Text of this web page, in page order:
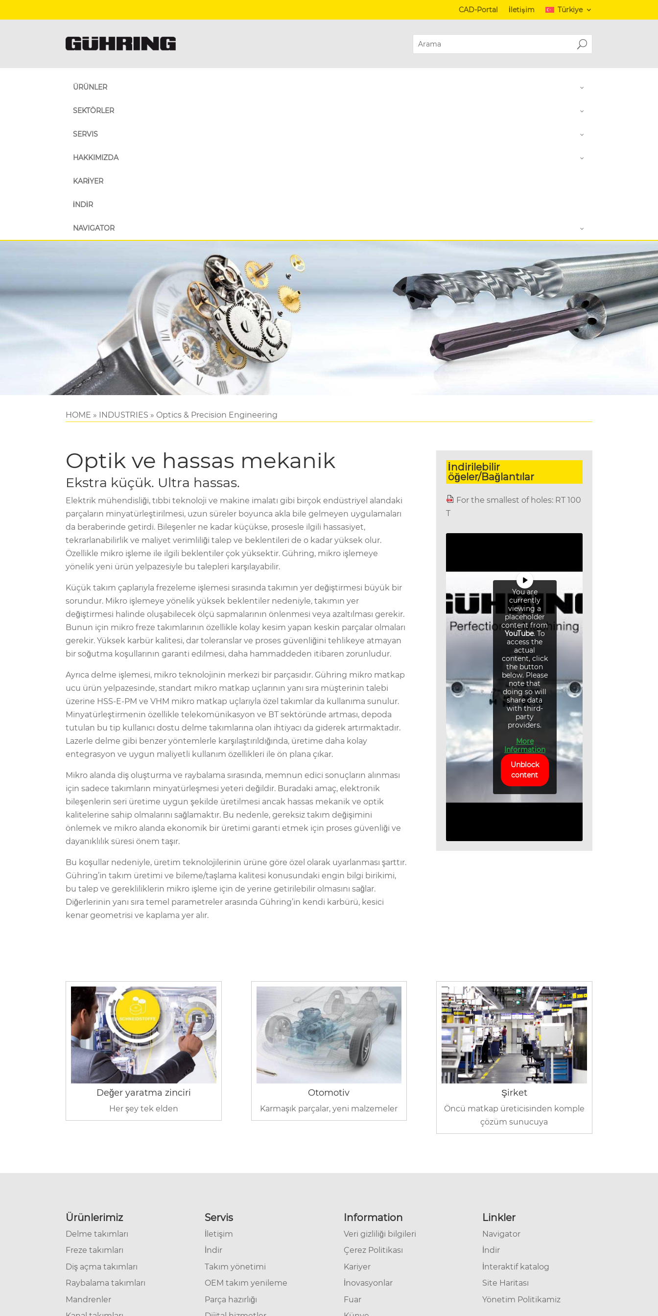
CAD-Portal İletişim Türkiye
ÜRÜNLER
SEKTÖRLER
SERVIS
HAKKIMIZDA
KARİYER
İNDİR
NAVIGATOR
HOME » INDUSTRIES » Optics & Precision Engineering
Optik ve hassas mekanik
Ekstra küçük. Ultra hassas.
Elektrik mühendisliği, tıbbi teknoloji ve makine imalatı gibi birçok endüstriyel alandaki
parçaların minyatürleştirilmesi, uzun süreler boyunca akla bile gelmeyen uygulamaları
da beraberinde getirdi. Bileşenler ne kadar küçükse, prosesle ilgili hassasiyet,
tekrarlanabilirlik ve maliyet verimliliği talep ve beklentileri de o kadar yüksek olur.
Özellikle mikro işleme ile ilgili beklentiler çok yüksektir. Gühring, mikro işlemeye
yönelik yeni ürün yelpazesiyle bu talepleri karşılayabilir.
Küçük takım çaplarıyla frezeleme işlemesi sırasında takımın yer değiştirmesi büyük bir
sorundur. Mikro işlemeye yönelik yüksek beklentiler nedeniyle, takımın yer
değiştirmesi halinde oluşabilecek ölçü sapmalarının önlenmesi veya azaltılması gerekir.
Bunun için mikro freze takımlarının özellikle kolay kesim yapan keskin parçalar olmaları
gerekir. Yüksek karbür kalitesi, dar toleranslar ve proses güvenliğini tehlikeye atmayan
bir soğutma koşullarının garanti edilmesi, daha hammaddeden itibaren zorunludur.
Ayrıca delme işlemesi, mikro teknolojinin merkezi bir parçasıdır. Gühring mikro matkap
ucu ürün yelpazesinde, standart mikro matkap uçlarının yanı sıra müşterinin talebi
üzerine HSS-E-PM ve VHM mikro matkap uçlarıyla özel takımlar da kullanıma sunulur.
Minyatürleştirmenin özellikle telekomünikasyon ve BT sektöründe artması, depoda
tutulan bu tip kullanıcı dostu delme takımlarına olan ihtiyacı da giderek artırmaktadır.
Lazerle delme gibi benzer yöntemlerle karşılaştırıldığında, üretime daha kolay
entegrasyon ve uygun maliyetli kullanım özellikleri ile ön plana çıkar.
Mikro alanda diş oluşturma ve raybalama sırasında, memnun edici sonuçların alınması
için sadece takımların minyatürleşmesi yeteri değildir. Buradaki amaç, elektronik
bileşenlerin seri üretime uygun şekilde üretilmesi ancak hassas mekanik ve optik
kalitelerine sahip olmalarını sağlamaktır. Bu nedenle, gereksiz takım değişimini
önlemek ve mikro alanda ekonomik bir üretimi garanti etmek için proses güvenliği ve
dayanıklılık süresi önem taşır.
Bu koşullar nedeniyle, üretim teknolojilerinin ürüne göre özel olarak uyarlanması şarttır.
Gühring’in takım üretimi ve bileme/taşlama kalitesi konusundaki engin bilgi birikimi,
bu talep ve gerekliliklerin mikro işleme için de yerine getirilebilir olmasını sağlar.
Diğerlerinin yanı sıra temel parametreler arasında Gühring’in kendi karbürü, kesici
kenar geometrisi ve kaplama yer alır.
İndirilebilir
öğeler/Bağlantılar
For the smallest of holes: RT 100
T
You are
currently
viewing a
placeholder
content from
YouTube. To
access the
actual
content, click
the button
below. Please
note that
doing so will
share data
with third-
party
providers.
More
Information
Unblock
content
Değer yaratma zinciri
Her şey tek elden
Otomotiv
Karmaşık parçalar, yeni malzemeler
Şirket
Öncü matkap üreticisinden komple
çözüm sunucuya
Ürünlerimiz
Delme takımları
Freze takımları
Diş açma takımları
Raybalama takımları
Mandrenler
Servis
İletişim
İndir
Takım yönetimi
OEM takım yenileme
Parça hazırlığı
Information
Veri gizliliği bilgileri
Çerez Politikası
Kariyer
İnovasyonlar
Fuar
Linkler
Navigator
İndir
İnteraktif katalog
Site Haritası
Yönetim Politikamiz